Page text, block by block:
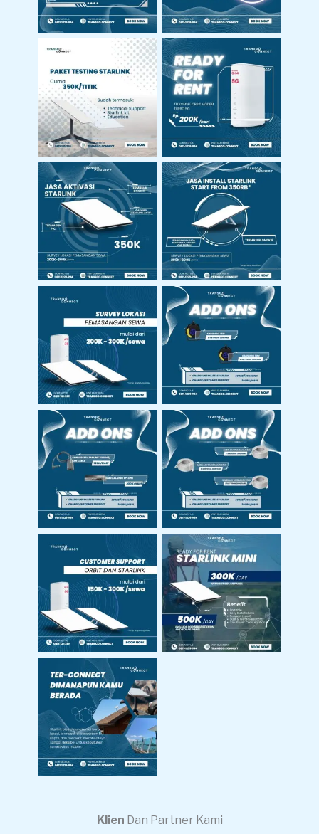
Harga Paket
Testing Starlink
Harga Sewa
Modem Orbit 5G
Jasa Aktivasi
Starlink
Jasa Instalasi
Starlink
Survey Lokasi
Pemasangan
Starlink
Harga Add Ons
Harga Add Ons Harga Add Ons
Customer Support
Sewa Starlink &
Orbit
Harga Sewa
Starlink Mini
Bisa Internetan
Dimana Pun Kamu
Berada
Klien Dan Partner Kami